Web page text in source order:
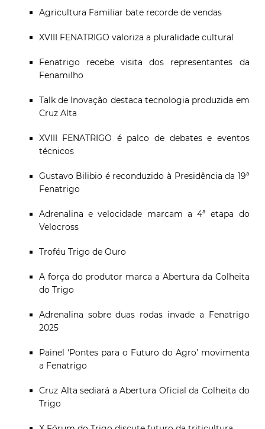
Agricultura Familiar bate recorde de vendas
XVIII FENATRIGO valoriza a pluralidade cultural
Fenatrigo recebe visita dos representantes da
Fenamilho
Talk de Inovação destaca tecnologia produzida em
Cruz Alta
XVIII FENATRIGO é palco de debates e eventos
técnicos
Gustavo Bilibio é reconduzido à Presidência da 19ª
Fenatrigo
Adrenalina e velocidade marcam a 4ª etapa do
Velocross
Troféu Trigo de Ouro
A força do produtor marca a Abertura da Colheita
do Trigo
Adrenalina sobre duas rodas invade a Fenatrigo
2025
Painel ‘Pontes para o Futuro do Agro’ movimenta
a Fenatrigo
Cruz Alta sediará a Abertura Oficial da Colheita do
Trigo